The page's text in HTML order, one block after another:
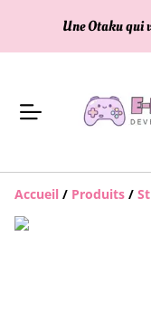
Une Otaku qui
Accueil / Produits /